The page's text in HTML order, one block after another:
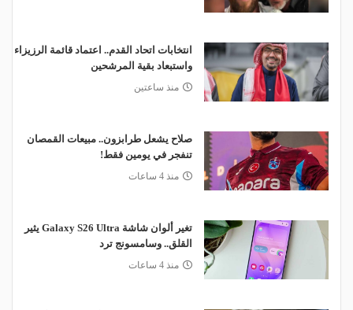
انتخابات اتحاد القدم.. اعتماد قائمة الرزيزاء
واستبعاد بقية المرشحين
منذ ساعتين
صلاح يشعل طرابزون.. مبيعات القمصان
تنفجر في يومين فقط!
منذ 4 ساعات
تغير ألوان شاشة Galaxy S26 Ultra يثير
القلق.. وسامسونج ترد
منذ 4 ساعات